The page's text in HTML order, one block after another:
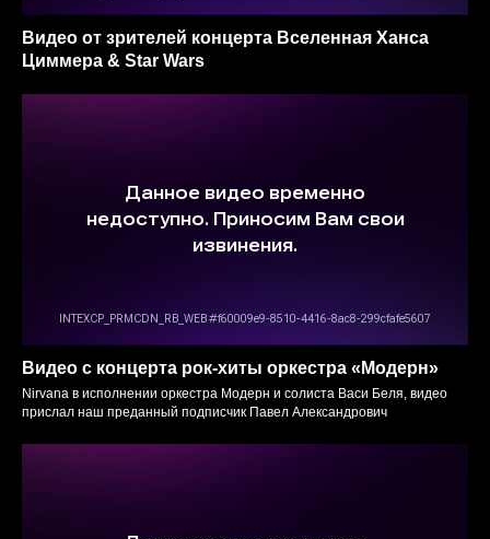
Видео от зрителей концерта Вселенная Ханса
Циммера & Star Wars
Видео с концерта рок-хиты оркестра «‎Модерн»
Nirvana в исполнении оркестра Модерн и солиста Васи Беля, видео
прислал наш преданный подписчик Павел Александрович